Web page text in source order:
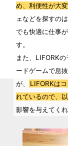
め、利便性が大
ェなどを探すの
でも快適に仕事
す。
また、LIFORK
ードゲームで息
が、
LIFORKは
れているので、
影響を与えてくれ